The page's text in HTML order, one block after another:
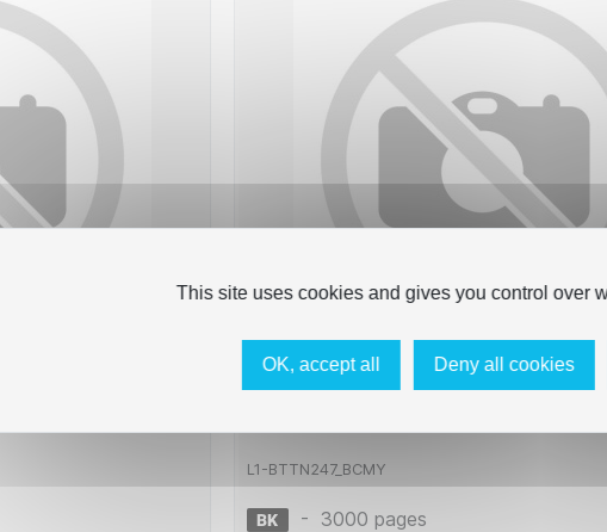
compatible
Yellow
Brother TN-247 - Pack x 4 Toner
L1-BTTN247_BCMY
- 3000 pages
This site uses cookies and gives you control over
OK, accept all Deny all cookies